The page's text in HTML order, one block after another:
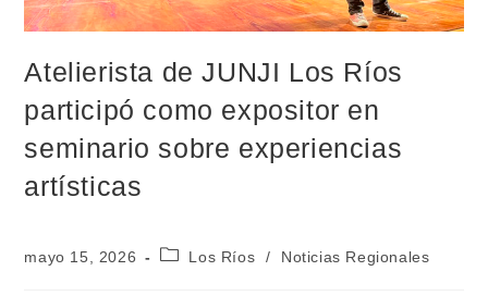
Atelierista de JUNJI Los Ríos
participó como expositor en
seminario sobre experiencias
artísticas
mayo 15, 2026 Los Ríos / Noticias Regionales